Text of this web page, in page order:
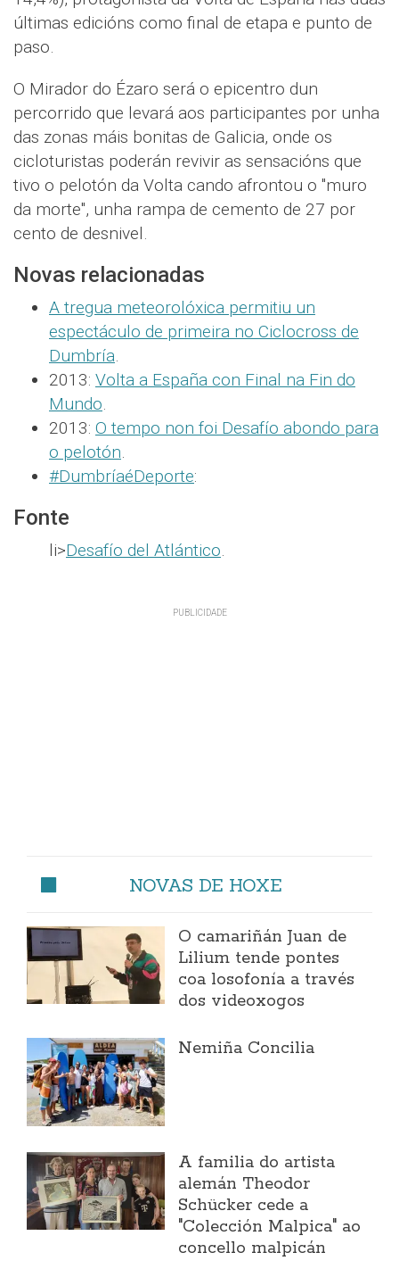
últimas edicións como final de etapa e punto de
paso.
O Mirador do Ézaro será o epicentro dun
percorrido que levará aos participantes por unha
das zonas máis bonitas de Galicia, onde os
cicloturistas poderán revivir as sensacións que
tivo o pelotón da Volta cando afrontou o "muro
da morte", unha rampa de cemento de 27 por
cento de desnivel.
Novas relacionadas
A tregua meteorolóxica permitiu un
espectáculo de primeira no Ciclocross de
Dumbría.
2013: Volta a España con Final na Fin do
Mundo.
2013: O tempo non foi Desafío abondo para
o pelotón.
#DumbríaéDeporte:
Fonte
li>Desafío del Atlántico.
NOVAS DE HOXE
O camariñán Juan de
Lilium tende pontes
coa losofonía a través
dos videoxogos
Nemiña Concilia
A familia do artista
alemán Theodor
Schücker cede a
"Colección Malpica" ao
concello malpicán